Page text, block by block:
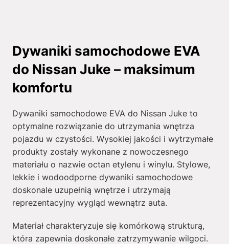
Dywaniki samochodowe EVA
do Nissan Juke – maksimum
komfortu
Dywaniki samochodowe EVA do Nissan Juke to
optymalne rozwiązanie do utrzymania wnętrza
pojazdu w czystości. Wysokiej jakości i wytrzymałe
produkty zostały wykonane z nowoczesnego
materiału o nazwie octan etylenu i winylu. Stylowe,
lekkie i wodoodporne dywaniki samochodowe
doskonale uzupełnią wnętrze i utrzymają
reprezentacyjny wygląd wewnątrz auta.
Materiał charakteryzuje się komórkową strukturą,
która zapewnia doskonałe zatrzymywanie wilgoci.